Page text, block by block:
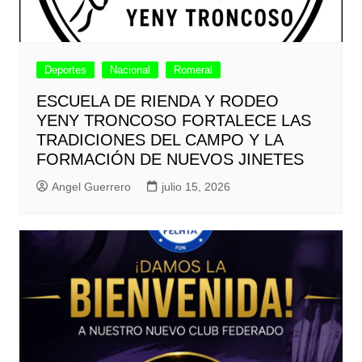
Deportes Nacional Romeral
ESCUELA DE RIENDA Y RODEO
YENY TRONCOSO FORTALECE LAS
TRADICIONES DEL CAMPO Y LA
FORMACIÓN DE NUEVOS JINETES
Angel Guerrero julio 15, 2026